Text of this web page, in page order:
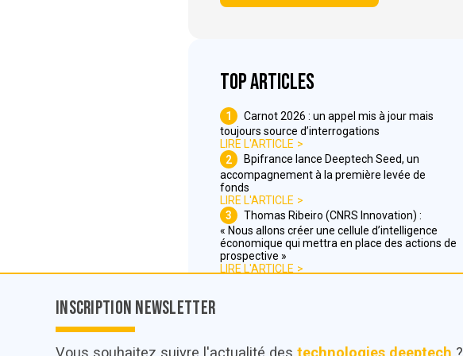
Top articles
1
Carnot 2026 : un appel mis à jour mais
toujours source d’interrogations
LIRE L'ARTICLE
2
Bpifrance lance Deeptech Seed, un
accompagnement à la première levée de
fonds
LIRE L'ARTICLE
3
Thomas Ribeiro (CNRS Innovation) :
« Nous allons créer une cellule d’intelligence
économique qui mettra en place des actions de
prospective »
LIRE L'ARTICLE
Inscription Newsletter
Vous souhaitez suivre l'actualité des technologies deeptech ?